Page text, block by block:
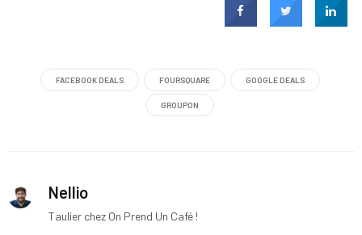
FACEBOOK DEALS FOURSQUARE GOOGLE DEALS
GROUPON
Nellio
Taulier chez On Prend Un Café !